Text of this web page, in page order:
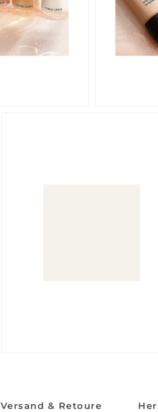
Versand & Retoure